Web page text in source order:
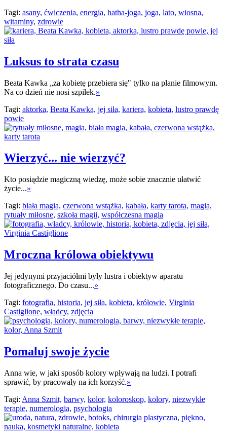
Tagi: asany, ćwiczenia, energia, hatha-joga, joga, lato, wiosna,
witaminy, zdrowie
Luksus to strata czasu
Beata Kawka „za kobietę przebiera się" tylko na planie filmowym.
Na co dzień nie nosi szpilek.»
Tagi: aktorka, Beata Kawka, jej siła, kariera, kobieta, lustro prawdę
powie
Wierzyć... nie wierzyć?
Kto posiądzie magiczną wiedzę, może sobie znacznie ułatwić
życie...»
Tagi: biała magia, czerwona wstążka, kabała, karty tarota, magia,
rytuały miłosne, szkoła magii, współczesna magia
Mroczna królowa obiektywu
Jej jedynymi przyjaciółmi były lustra i obiektyw aparatu
fotograficznego. Do czasu...»
Tagi: fotografia, historia, jej siła, kobieta, królowie, Virginia
Castiglione, władcy, zdjęcia
Pomaluj swoje życie
Anna wie, w jaki sposób kolory wpływają na ludzi. I potrafi
sprawić, by pracowały na ich korzyść.»
Tagi: Anna Szmit, barwy, kolor, koloroskop, kolory, niezwykłe
terapie, numerologia, psychologia